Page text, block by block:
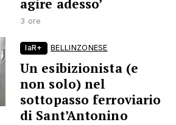
agire adesso’
3 ore
laR+ BELLINZONESE
Un esibizionista (e
non solo) nel
sottopasso ferroviario
di Sant’Antonino